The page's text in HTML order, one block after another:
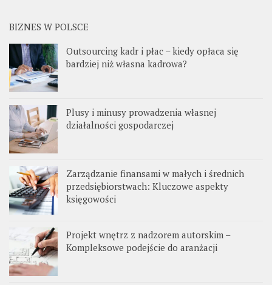
BIZNES W POLSCE
Outsourcing kadr i płac – kiedy opłaca się
bardziej niż własna kadrowa?
Plusy i minusy prowadzenia własnej
działalności gospodarczej
Zarządzanie finansami w małych i średnich
przedsiębiorstwach: Kluczowe aspekty
księgowości
Projekt wnętrz z nadzorem autorskim –
Kompleksowe podejście do aranżacji